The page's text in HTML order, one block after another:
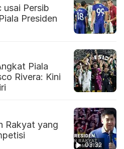
usai Persib
Presiden
Piala
Rivera: Kini
03:32
Rakyat yang